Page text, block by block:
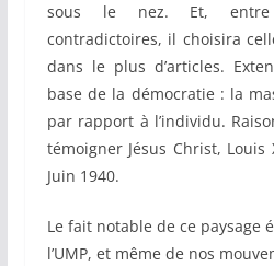
sous le nez. Et, entre
contradictoires, il choisira
dans le plus d’articles.
base de la démocratie : la
par rapport à l’individu.
témoigner Jésus Christ,
Juin 1940.
Le fait notable de ce paysage
l’UMP, et même de nos